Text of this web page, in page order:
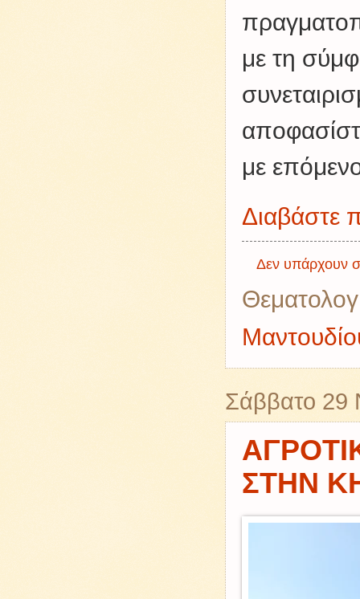
με τη
με
Διαβάστε
Δεν υπάρχουν
Σάββατο 29
ΣΤΗΝ